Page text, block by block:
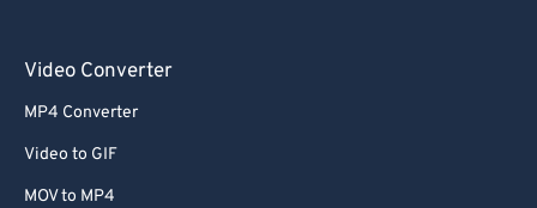
Video Converter
MP4 Converter
Video to GIF
MOV to MP4